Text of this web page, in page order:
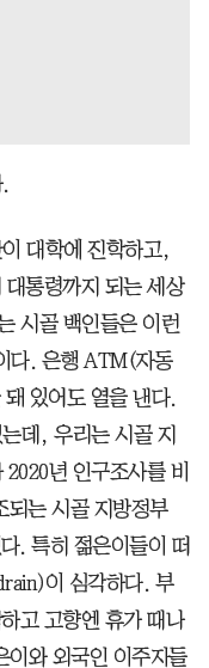
대학에 진학하고,
통령까지 되는 세상
시골 백인들은 이런
다. 은행 ATM(자동
있어도 열을 낸다.
데, 우리는 시골 지
년 인구조사를 비
는 시골 지방정부
. 특히 젊은이들이 떠
이 심각하다. 부
고 고향엔 휴가 때나
이와 외국인 이주자들